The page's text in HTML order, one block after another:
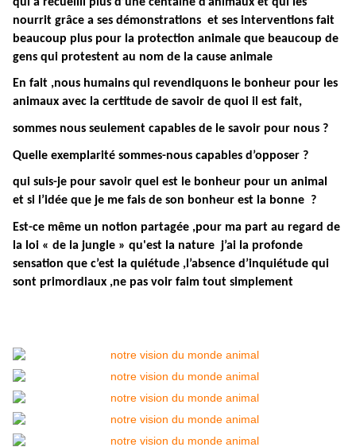
nourrit grâce a ses démonstrations et ses interventions fait
beaucoup plus pour la protection animale que beaucoup de
gens qui protestent au nom de la cause animale
En fait ,nous humains qui revendiquons le bonheur pour les
animaux avec la certitude de savoir de quoi il est fait,
sommes nous seulement capables de le savoir pour nous ?
Quelle exemplarité sommes-nous capables d’opposer ?
qui suis-je pour savoir quel est le bonheur pour un animal
et si l’idée que je me fais de son bonheur est la bonne ?
Est-ce même un notion partagée ,pour ma part au regard de
la loi « de la jungle » qu'est la nature j’ai la profonde
sensation que c’est la quiétude ,l’absence d’inquiétude qui
sont primordiaux ,ne pas voir faim tout simplement